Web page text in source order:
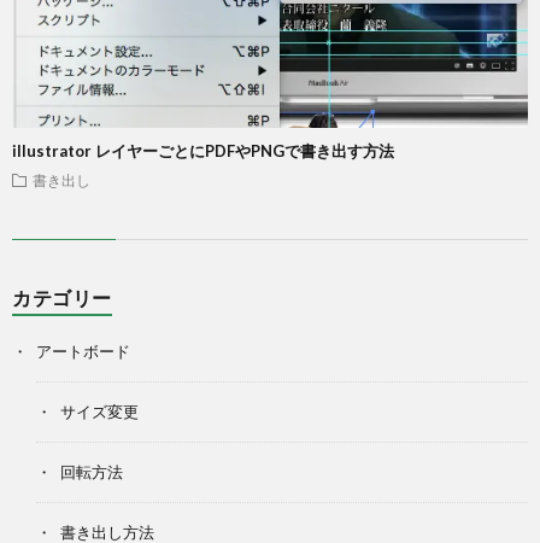
illustrator レイヤーごとにPDFやPNGで書き出す方法
書き出し
カテゴリー
アートボード
サイズ変更
回転方法
書き出し方法